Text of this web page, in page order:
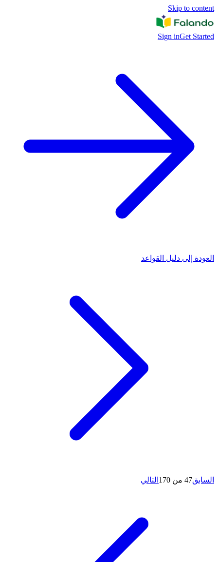
Skip to content
Sign inGet Started
العودة إلى دليل القواعد
السابق47 من 170 التالي